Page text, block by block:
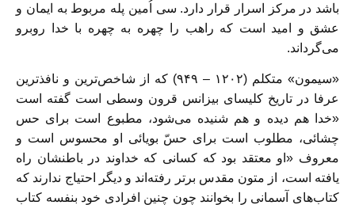
باشد در مرکز اسرار قرار دارد. سی اُمین پله مربوط به ایمان و
عشق و امید است که راهب را چهره به چهره با خدا روبرو
می‌گرداند.
«سیمون» متکلم (۱۲۰۲ – ۹۴۹) که از شاخص‌ترین و نافذ‌ترین
عرفا در تاریخ کلیسای بیزانس قرون وسطی است گفته است
«خدا هم دیده و هم شنیده می‌شود، مطبوع است برای حس
چشائی، مطلوب است برای حسّ بویائی او محسوس است و
معروف «او معتقد بود که کسانی که خداوند در باطنشان راه
یافته است، از متون مقدس بر‌تر رفته‌اند و دیگر احتیاج ندارند که
کتاب‌های آسمانی را بخوانند چون چنین افرادی خود بنفسه کتاب